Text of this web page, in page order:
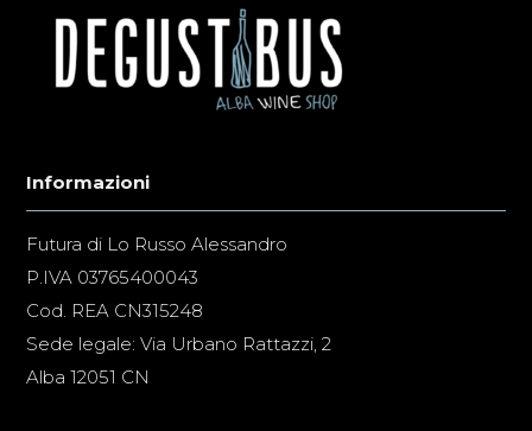
Informazioni
Futura di Lo Russo Alessandro
P.IVA 03765400043
Cod. REA CN315248
Sede legale: Via Urbano Rattazzi, 2
Alba 12051 CN